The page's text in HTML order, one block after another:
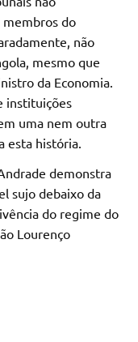
do
não
mesmo que
da Economia.
instituições
uma nem outra
esta história.
demonstra
sujo debaixo da
do regime do
Lourenço